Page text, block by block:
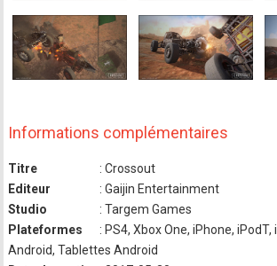
Informations complémentaires
Titre
: Crossout
Editeur
: Gaijin Entertainment
Studio
: Targem Games
Plateformes
: PS4, Xbox One, iPhone, iPodT,
Android, Tablettes Android